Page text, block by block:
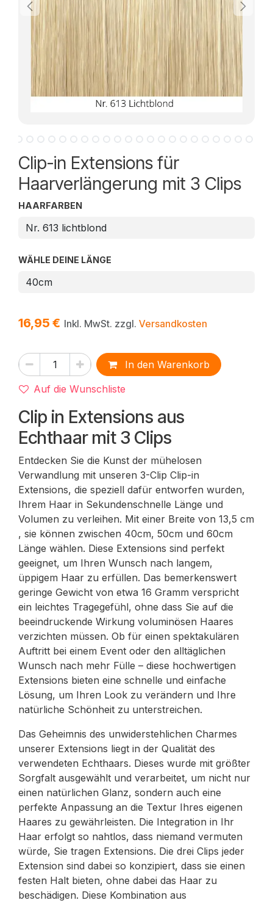
Clip-in Extensions für
Haarverlängerung mit 3 Clips
Clip in Extensions aus
Echthaar mit 3 Clips
Entdecken Sie die Kunst der mühelosen
Verwandlung mit unseren 3-Clip Clip-in
Extensions, die speziell dafür entworfen wurden,
Ihrem Haar in Sekundenschnelle Länge und
Volumen zu verleihen. Mit einer Breite von 13,5 cm
, sie können zwischen 40cm, 50cm und 60cm
Länge wählen. Diese Extensions sind perfekt
geeignet, um Ihren Wunsch nach langem,
üppigem Haar zu erfüllen. Das bemerkenswert
geringe Gewicht von etwa 16 Gramm verspricht
ein leichtes Tragegefühl, ohne dass Sie auf die
beeindruckende Wirkung voluminösen Haares
verzichten müssen. Ob für einen spektakulären
Auftritt bei einem Event oder den alltäglichen
Wunsch nach mehr Fülle – diese hochwertigen
Extensions bieten eine schnelle und einfache
Lösung, um Ihren Look zu verändern und Ihre
natürliche Schönheit zu unterstreichen.
Das Geheimnis des unwiderstehlichen Charmes
unserer Extensions liegt in der Qualität des
verwendeten Echthaars. Dieses wurde mit größter
Sorgfalt ausgewählt und verarbeitet, um nicht nur
einen natürlichen Glanz, sondern auch eine
perfekte Anpassung an die Textur Ihres eigenen
Haares zu gewährleisten. Die Integration in Ihr
Haar erfolgt so nahtlos, dass niemand vermuten
würde, Sie tragen Extensions. Die drei Clips jeder
Extension sind dabei so konzipiert, dass sie einen
festen Halt bieten, ohne dabei das Haar zu
beschädigen. Diese Kombination aus
16,95 € Inkl. MwSt. zzgl. Versandkosten
HAARFARBEN
WÄHLE DEINE LÄNGE
In den Warenkorb
Auf die Wunschliste